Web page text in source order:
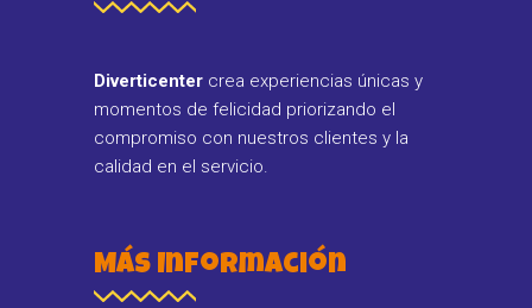
Diverticenter crea experiencias únicas y
momentos de felicidad priorizando el
compromiso con nuestros clientes y la
calidad en el servicio.
Más Información